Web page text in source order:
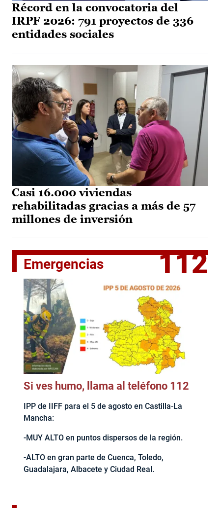
Récord en la convocatoria del
IRPF 2026: 791 proyectos de 336
entidades sociales
Casi 16.000 viviendas
rehabilitadas gracias a más de 57
millones de inversión
Emergencias 112
Si ves humo, llama al teléfono 112
IPP de IIFF para el 5 de agosto en Castilla-La
Mancha:
-MUY ALTO en puntos dispersos de la región.
-ALTO en gran parte de Cuenca, Toledo,
Guadalajara, Albacete y Ciudad Real.